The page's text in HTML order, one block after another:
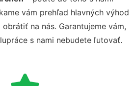
vám prehľad hlavných výhod
na nás. Garantujeme vám,
s nami nebudete ľutovať.